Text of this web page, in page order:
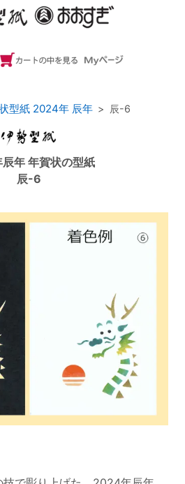
型紙 2024年 辰年 辰-6
年 年賀状の型紙
辰-6